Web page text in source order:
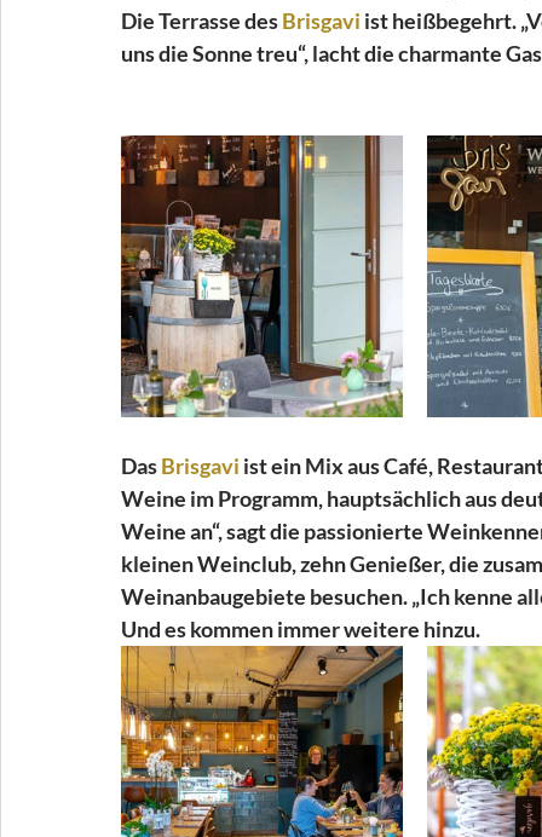
Die Terrasse des Brisgavi ist heißbegehrt.
uns die Sonne treu“, lacht die charmante
Das Brisgavi ist ein Mix aus Café,
Weine im Programm, hauptsächlich aus
Weine an“, sagt die passionierte
kleinen Weinclub, zehn Genießer, die
Weinanbaugebiete besuchen. „Ich kenne
Und es kommen immer weitere hinzu.